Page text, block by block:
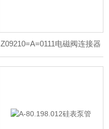
Z09210=A=0111电磁阀连接器